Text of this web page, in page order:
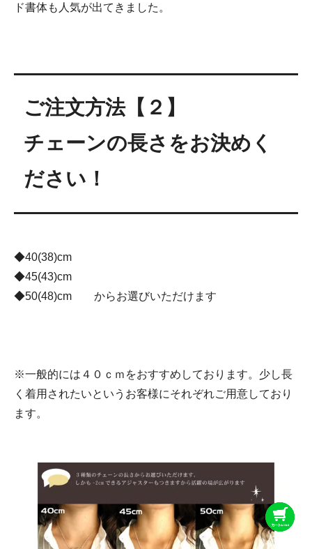
ド書体も人気が出てきました。
ご注文方法【２】
チェーンの長さをお決めく
ださい！
◆40(38)cm
◆45(43)cm
◆50(48)cm からお選びいただけます
※一般的には４０ｃｍをおすすめしております。少し長
く着用されたいというお客様にそれぞれご用意しており
ます。